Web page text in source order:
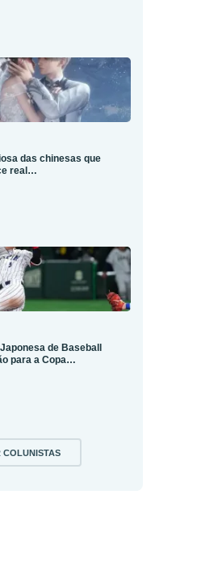
das chinesas que
real…
de Baseball
para a Copa…
COLUNISTAS